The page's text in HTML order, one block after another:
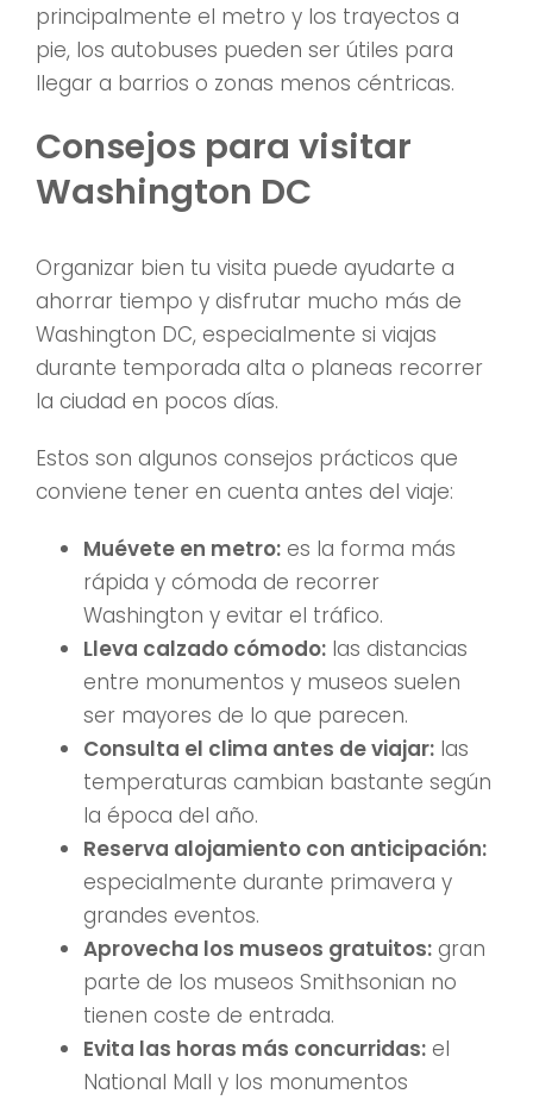
principalmente el metro y los trayectos a
pie, los autobuses pueden ser útiles para
llegar a barrios o zonas menos céntricas.
Consejos para visitar
Washington DC
Organizar bien tu visita puede ayudarte a
ahorrar tiempo y disfrutar mucho más de
Washington DC, especialmente si viajas
durante temporada alta o planeas recorrer
la ciudad en pocos días.
Estos son algunos consejos prácticos que
conviene tener en cuenta antes del viaje:
Muévete en metro: es la forma más
rápida y cómoda de recorrer
Washington y evitar el tráfico.
Lleva calzado cómodo: las distancias
entre monumentos y museos suelen
ser mayores de lo que parecen.
Consulta el clima antes de viajar: las
temperaturas cambian bastante según
la época del año.
Reserva alojamiento con anticipación:
especialmente durante primavera y
grandes eventos.
Aprovecha los museos gratuitos: gran
parte de los museos Smithsonian no
tienen coste de entrada.
Evita las horas más concurridas: el
National Mall y los monumentos